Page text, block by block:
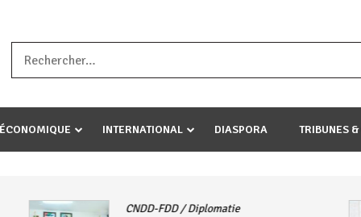
umariye umuryango wawe canke igihugu cakwibarutse
INTERNATIONAL DIASPORA TRIBUNES
Actualités/East African Community